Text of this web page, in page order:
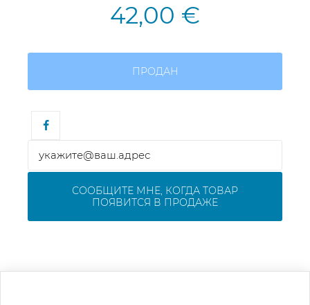
42,00 €
ПРОДАН
СООБЩИТЕ МНЕ, КОГДА ТОВАР
ПОЯВИТСЯ В ПРОДАЖЕ